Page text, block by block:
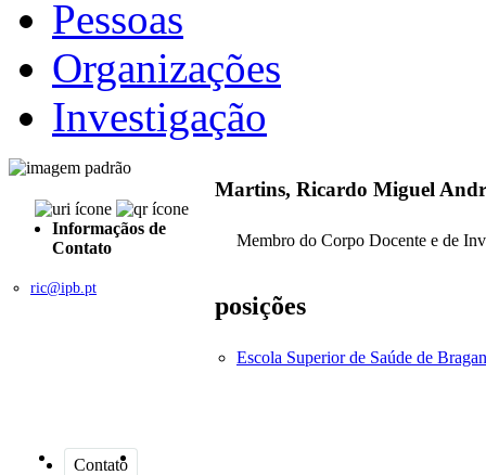
Pessoas
Organizações
Investigação
Informaçãos de
Contato
ric@ipb.pt
Martins, Ricardo Miguel
Membro do Corpo Docente e de
posições
Escola Superior de Saúde de
Contato